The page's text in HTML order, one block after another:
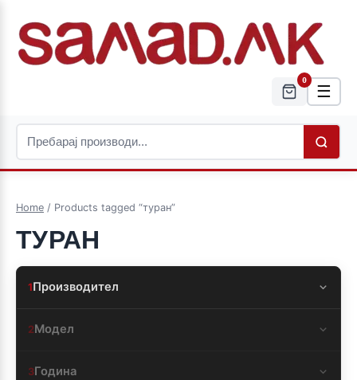
0
☰
Home / Products tagged “туран”
ТУРАН
1Производител
2Модел
3Година